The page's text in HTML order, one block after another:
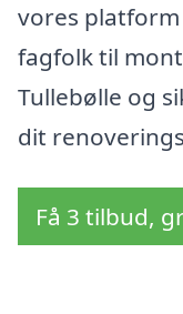
vores
fagfolk til
Tullebølle og
dit
Få 3 tilbud,